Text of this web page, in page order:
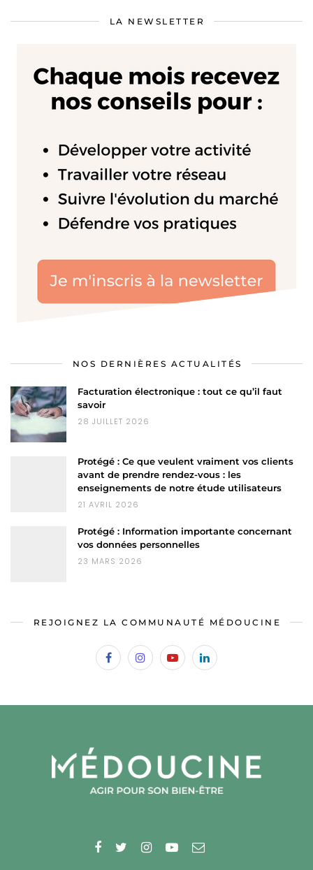
LA NEWSLETTER
NOS DERNIÈRES ACTUALITÉS
Facturation électronique : tout ce qu’il faut
savoir
28 JUILLET 2026
Protégé : Ce que veulent vraiment vos clients
avant de prendre rendez-vous : les
enseignements de notre étude utilisateurs
21 AVRIL 2026
Protégé : Information importante concernant
vos données personnelles
23 MARS 2026
REJOIGNEZ LA COMMUNAUTÉ MÉDOUCINE